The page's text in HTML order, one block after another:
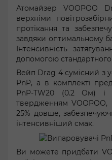
Атомайзер VOOPOO
верхніми
протікання та
завдяки оптимальному
Інтенсивність
допомогою
Вейп Drag 4 сумісний з
PnP, а в комплекті
PnP-TW20 (0.2 Ом) і
твердженням
25% довше,
інтенсивніший смак.
Ви можете придбати